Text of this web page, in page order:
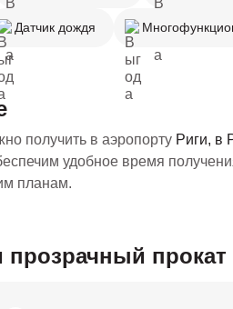
Датчик дождя
получить в аэропорту Риги, в
удобное время
планам.
прозрачный